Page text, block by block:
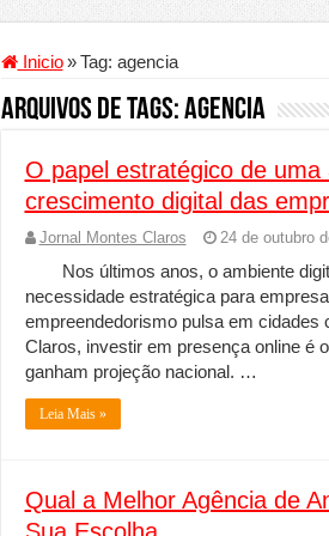
Criador de Sites ou VPS:
Conheça a melhor
Comércio Interativo
PF e Emissoras Apertam
De economista a
Marcenaria sob medida:
Do estudo à aprovação:
Tomada de decisão
Qualidade do produto e
O Crescimento da
Inicio » Tag: agencia
Arquivos de Tags:agencia
O papel estratégico de
crescimento digital das
Jornal Montes Claros 24 de outubro
Nos últimos anos, o ambiente
necessidade estratégica para
empreendedorismo pulsa em cidades
Claros, investir em presença online é
ganham projeção nacional. …
Leia Mais »
Qual a Melhor Agência de